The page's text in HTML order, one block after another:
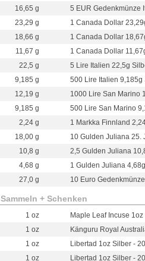
16,65 g
5 EUR Gedenkmünze
23,29 g
1 Canada Dollar
18,66 g
1 Canada Dollar
11,67 g
1 Canada Dollar
22,5 g
5 Lire Italien 22,5g
9,185 g
500 Lire Italien
12,19 g
1000 Lire San Marino
9,185 g
500 Lire San Marino
2,24 g
1 Markka Finnland
18,00 g
10 Gulden Juliana 25.
10,8 g
2,5 Gulden Juliana
4,68 g
1 Gulden Juliana
27,0 g
10 Euro
Sammeln + Schenken
1 oz
Maple Leaf Incuse
1 oz
Känguru Royal
1 oz
Libertad 1oz Silber -
1 oz
Libertad 1oz Silber -